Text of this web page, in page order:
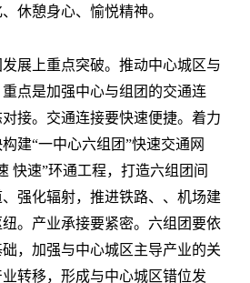
休憩身心、愉悦精神。
展上重点突破。推动中心城区与
点是加强中心与组团的交通连
接。交通连接要快速便捷。着力
建“一中心六组团”快速交通网
快速”环通工程，打造六组团间
强化辐射，推进铁路、、机场建
。产业承接要紧密。六组团要依
，加强与中心城区主导产业的关
转移，形成与中心城区错位发